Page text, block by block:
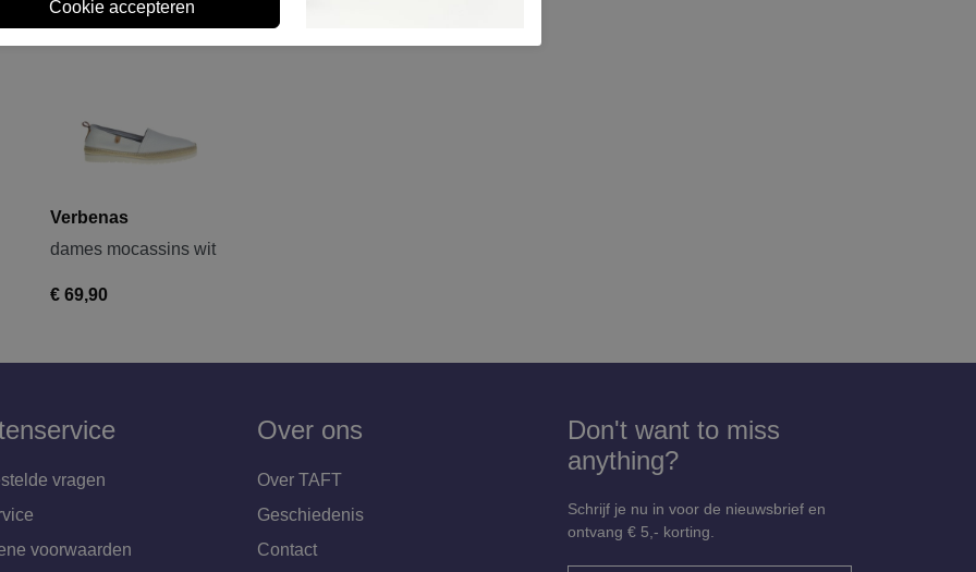
Verbenas
dames mocassins wit
€ 69,90
vragen
voorwaarden
Over ons
Over TAFT
Geschiedenis
Contact
Don't want to miss
anything?
Schrijf je nu in voor de nieuwsbrief en
ontvang € 5,- korting.